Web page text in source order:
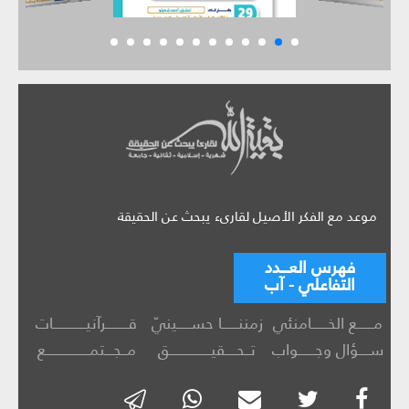
موعد مع الفكر الأصيل لقارىء يبحث عن الحقيقة
فهرس العـــدد
التفاعلي - آب
مــــــع الخــــــامنئي زمننــــــا حســـــينيّ
قــــــــرآنيــــــــــــات
ســــؤال وجــــــواب
تــحــــقيـــــــــــــــق مــجـــتمــــــــــــــــع